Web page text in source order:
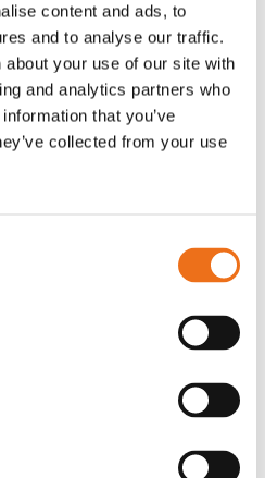
content and ads, to
and to analyse our traffic.
your use of our site with
and analytics partners who
that you’ve
collected from your use
Lägg till i varukorg
Grön truckknapp
A00220
kr (ex. moms)
Lägg till i varukorg
Rotor teeth 8t/6k 0Gr/8 R6/14